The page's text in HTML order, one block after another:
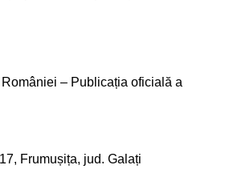
– Publicația oficială a
Frumușița, jud. Galați